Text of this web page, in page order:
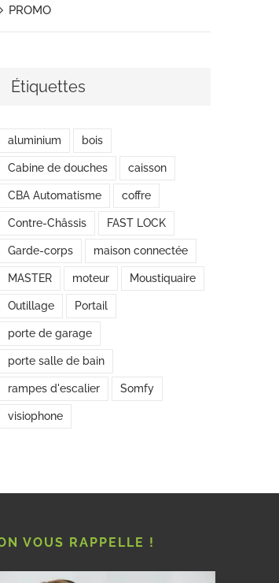
PROMO
Étiquettes
aluminium bois
Cabine de douches caisson
CBA Automatisme coffre
Contre-Châssis FAST LOCK
Garde-corps maison connectée
MASTER moteur Moustiquaire
Outillage Portail
porte de garage
porte salle de bain
rampes d'escalier Somfy
visiophone
VOUS RAPPELLE !